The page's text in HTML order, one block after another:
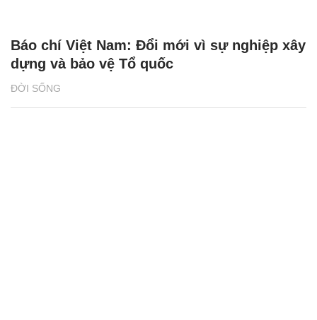
ĐỜI SỐNG
Báo chí Việt Nam: Đổi mới vì sự nghiệp xây
dựng và bảo vệ Tổ quốc